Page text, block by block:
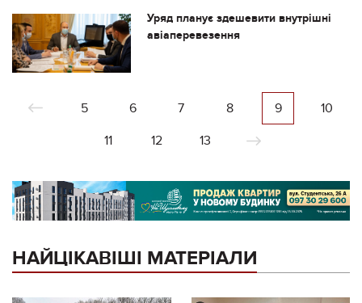
Уряд планує здешевити внутрішні
авіаперевезення
5 6 7 8 9
10
11
12 13
НАЙЦІКАВІШІ МАТЕРІАЛИ